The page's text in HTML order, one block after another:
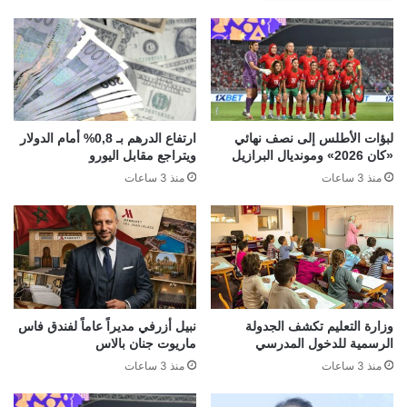
لبؤات الأطلس إلى نصف نهائي
«كان 2026» ومونديال البرازيل
منذ 3 ساعات
ارتفاع الدرهم بـ 0,8% أمام الدولار
ويتراجع مقابل اليورو
منذ 3 ساعات
وزارة التعليم تكشف الجدولة
الرسمية للدخول المدرسي
منذ 3 ساعات
نبيل أزرفي مديراً عاماً لفندق فاس
ماريوت جنان بالاس
منذ 3 ساعات